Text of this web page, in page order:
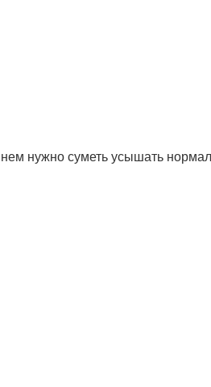
нужно суметь усышать